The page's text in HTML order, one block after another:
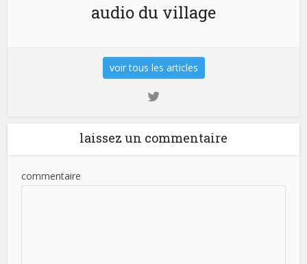
audio du village
voir tous les articles
laissez un commentaire
commentaire